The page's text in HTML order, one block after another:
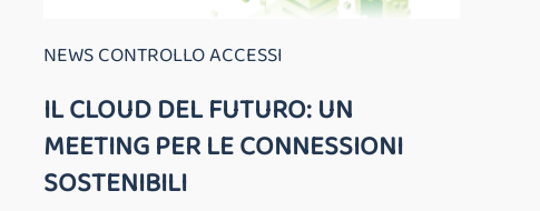
NEWS CONTROLLO ACCESSI
IL CLOUD DEL FUTURO: UN
MEETING PER LE CONNESSIONI
SOSTENIBILI